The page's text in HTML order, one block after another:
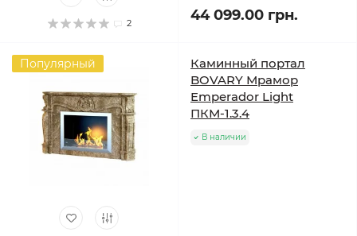
2 44 099.00 грн.
Популярный
Каминный портал
BOVARY Мрамор
Emperador Light
ПКМ-1.3.4
В наличии